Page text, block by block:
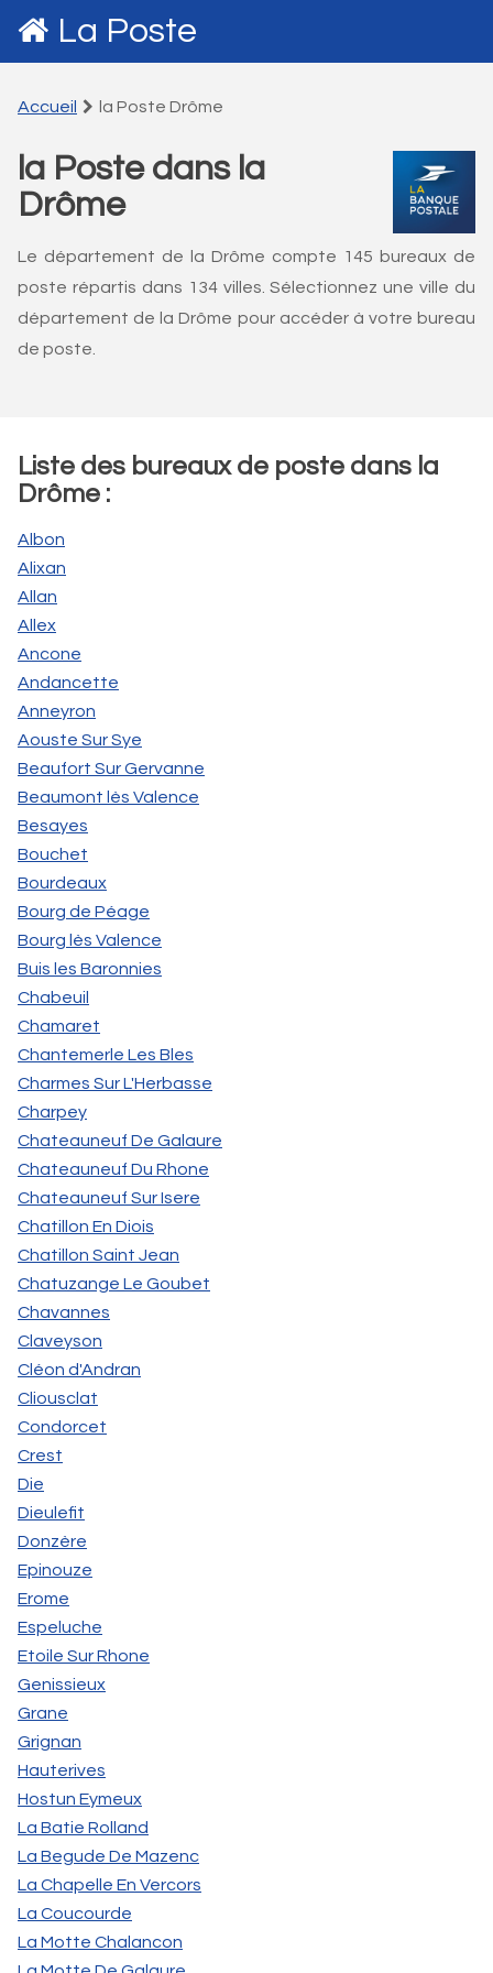
La Poste
Accueil la Poste Drôme
la Poste dans la
Drôme
Le département de la Drôme compte 145 bureaux de
poste répartis dans 134 villes. Sélectionnez une ville du
département de la Drôme pour accéder à votre bureau
de poste.
Liste des bureaux de poste dans la
Drôme :
Albon
Alixan
Allan
Allex
Ancone
Andancette
Anneyron
Aouste Sur Sye
Beaufort Sur Gervanne
Beaumont lès Valence
Besayes
Bouchet
Bourdeaux
Bourg de Péage
Bourg lès Valence
Buis les Baronnies
Chabeuil
Chamaret
Chantemerle Les Bles
Charmes Sur L'Herbasse
Charpey
Chateauneuf De Galaure
Chateauneuf Du Rhone
Chateauneuf Sur Isere
Chatillon En Diois
Chatillon Saint Jean
Chatuzange Le Goubet
Chavannes
Claveyson
Cléon d'Andran
Cliousclat
Condorcet
Crest
Die
Dieulefit
Donzère
Epinouze
Erome
Espeluche
Etoile Sur Rhone
Genissieux
Grane
Grignan
Hauterives
Hostun Eymeux
La Batie Rolland
La Begude De Mazenc
La Chapelle En Vercors
La Coucourde
La Motte Chalancon